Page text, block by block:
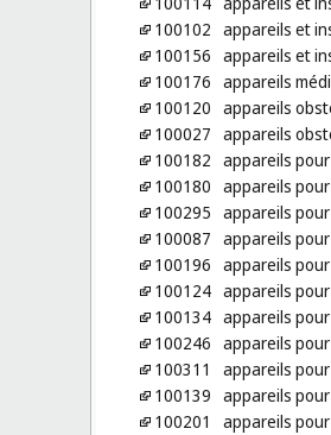
100102 appareils et
100156 appareils et
100176 appareils
100120 appareils
100027 appareils
100182 appareils
100180 appareils
100295 appareils
100087 appareils
100196 appareils
100124 appareils
100134 appareils
100246 appareils
100311
appareils
100139 appareils
100201
appareils